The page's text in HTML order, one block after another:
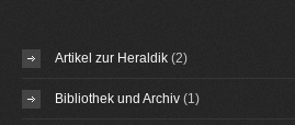
Artikel zur Heraldik (2)
Bibliothek und Archiv (1)